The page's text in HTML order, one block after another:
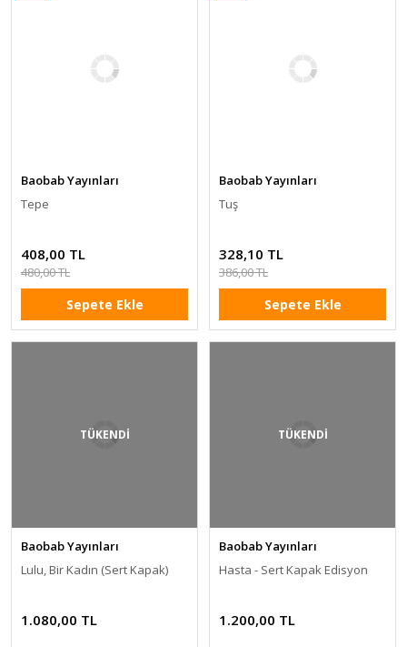
Baobab Yayınları
Tepe
408,00 TL
480,00 TL
Sepete Ekle
Baobab Yayınları
Tuş
328,10 TL
386,00 TL
Sepete Ekle
TÜKENDİ
Baobab Yayınları
Lulu, Bir Kadın (Sert Kapak)
1.080,00 TL
TÜKENDİ
Baobab Yayınları
Hasta - Sert Kapak Edisyon
1.200,00 TL